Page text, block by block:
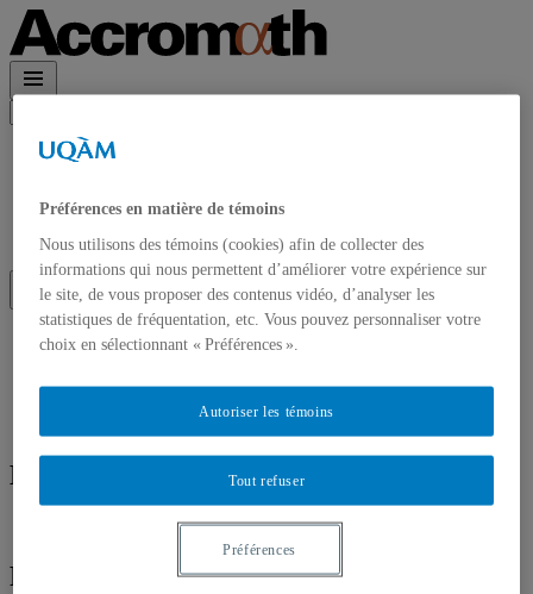
Accueil
Accrom\(\alpha\)th en PDF
Contact et Abonnements
Abonnement à l’infolettre
Accueil
Accrom\(\alpha\)th en PDF
Contact et Abonnements
Écrit par Léo Belzile
Peut-on faire mieux que Meilleur ?
Préférences en matière de témoins
Nous utilisons des témoins (cookies) afin de collecter des
informations qui nous permettent d’améliorer votre expérience sur
le site, de vous proposer des contenus vidéo, d’analyser les
statistiques de fréquentation, etc. Vous pouvez personnaliser votre
choix en sélectionnant « Préférences ».
Tout refuser
Autoriser les témoins
Préférences